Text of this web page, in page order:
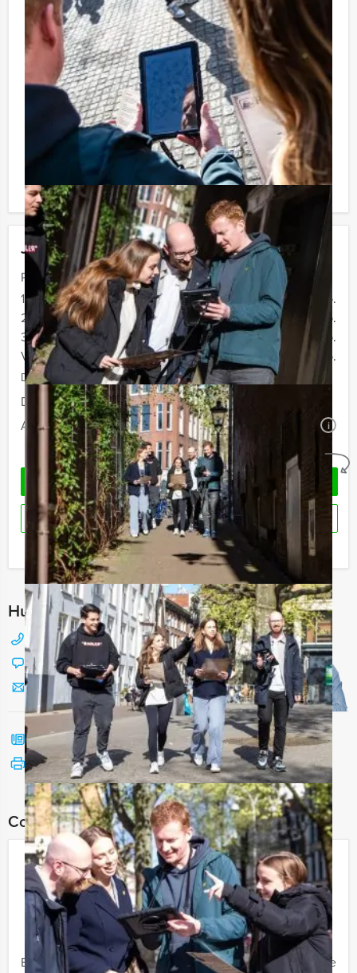
Jouw uitje
Prijs :
12 - 19 personen
€ 34,50 p.p.
20 - 29 personen
€ 32,50 p.p.
30 - 39 personen
€ 29,50 p.p.
Vanaf 40 personen
€ 27,50 p.p.
De prijzen zijn exclusief BTW
Duur:
2 uur en 30 minuten
Aantal:
Minimaal 12 personen i
Geheel vrijblijvend
OFFERTE AANVRAGEN
RESERVEREN
Ik heb een vraag over dit uitje
Hulp nodig bij het kiezen?
088 428 81 17
Chat met Jeroen
Stuur ons een mailtje
Bel mij terug
Bekijk printbare versie
Tip:
Uiteraard is dit uitje uitstekend te combineren met een
heerlijke lunch vooraf of een uitgebreid diner na
afloop. U kunt dit spel ook combineren met andere
spelevenementen. Informeer naar de mogelijkheden!
Komt u niet aan het minimale aantal deelnemers voor
dit arrangement? Als u bereid bent voor het minimale
aantal te betalen, kunt u ook gewoon voor minder
personen boeken!
Combineer dit uitje met:
Walking Brunch Dordrecht
Vanaf€ 56,50 p.p. excl. BTW
Vanaf 12 personen ‐ 4 uur en 30 minuten
Een stadswandeling door Dordrecht, één van de mooiste